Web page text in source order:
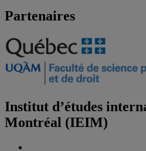
Partenaires
Institut d’études
Montréal (IEIM)